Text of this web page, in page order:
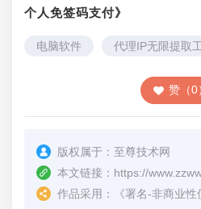
个人免签码支付》
电脑软件 代理IP无限提取
赞（0
版权属于： 至尊技术网
本文链接： https://
作品采用：
《署名-非商业性使用-相同